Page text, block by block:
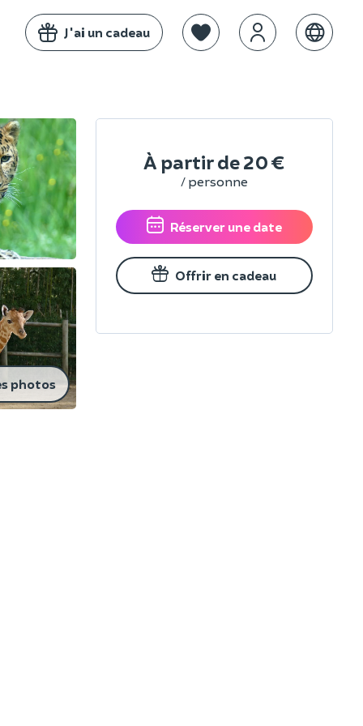
J'ai un cadeau
photos
À partir de20 €
/ personne
Réserver une date
Offrir en cadeau